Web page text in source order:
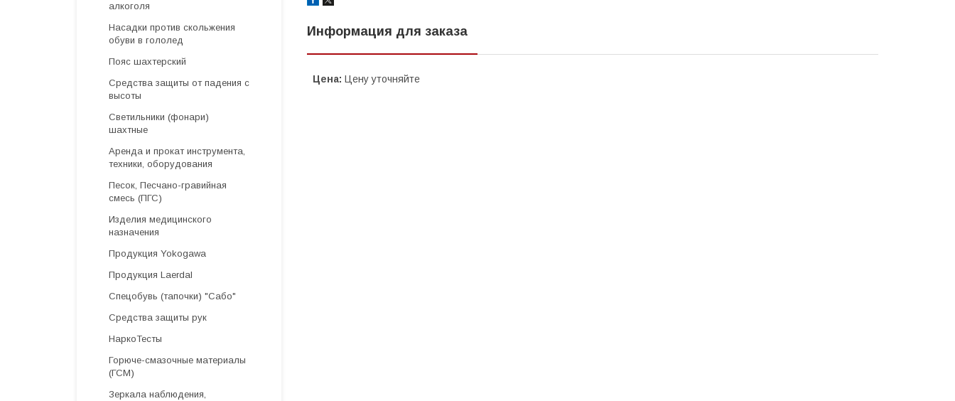
Информация для заказа
Цена: Цену уточняйте
алкоголя
Насадки против скольжения
обуви в гололед
Пояс шахтерский
Средства защиты от падения с
высоты
Светильники (фонари)
шахтные
Аренда и прокат инструмента,
техники, оборудования
Песок, Песчано-гравийная
смесь (ПГС)
Изделия медицинского
назначения
Продукция Yokogawa
Продукция Laerdal
Спецобувь (тапочки) "Сабо"
Средства защиты рук
НаркоТесты
Горюче-смазочные материалы
(ГСМ)
Зеркала наблюдения,